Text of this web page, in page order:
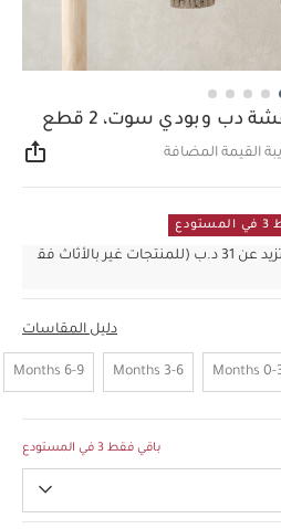
دب وبودي سوت، 2 قطع
القيمة المضافة
شحن مجاني للطلبات التي تزيد عن 31 د.ب (للمنتجات غير بالأثاث فق
دليل المقاسات
0-3
3-6 Months
6-9 Months
باقي فقط 3 في المستودع